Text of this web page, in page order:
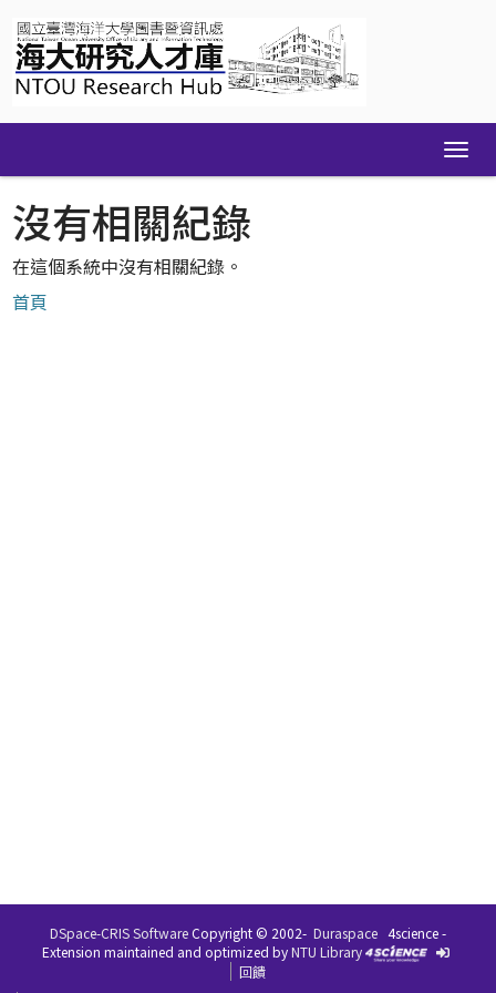
navigation
沒有相關紀錄
在這個系統中沒有相關紀錄。
首頁
DSpace-CRIS SoftwareCopyright © 2002- Duraspace 4science -
Extension maintained and optimized byNTU Library
回饋